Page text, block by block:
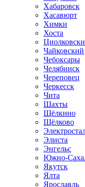
Хабаровск
Хасавюрт
Химки
Хоста
Чайковский
Чебоксары
Челябинск
Череповец
Черкесск
Чита
Шахты
Щёлкино
Щёлково
Элиста
Энгельс
Южно-
Якутск
Ялта
Ярославль